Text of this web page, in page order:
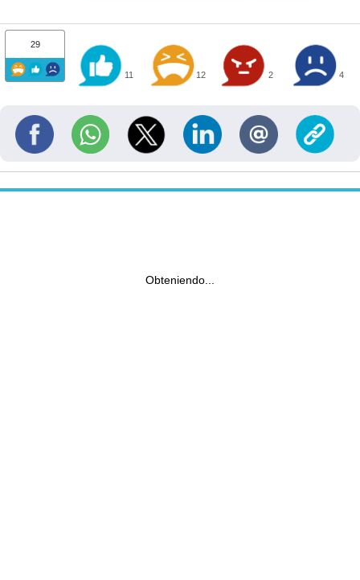
29
11 12 2 4
Obteniendo...